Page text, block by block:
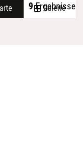
Galerie
9Ergebnisse